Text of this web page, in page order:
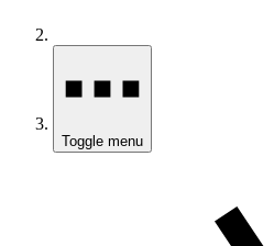
Toggle menu